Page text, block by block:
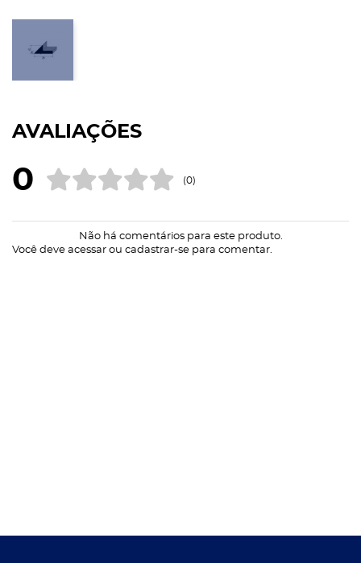
AVALIAÇÕES
0 (0)
Não há comentários para este produto.
Você deve acessar ou cadastrar-se para comentar.